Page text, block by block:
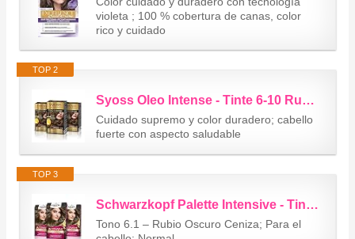
violeta ; 100 % cobertura de canas, color
rico y cuidado
TOP 2
Syoss Oleo Intense - Tinte 6-10 Rubio Oscuro – Coloración permanente Sin...
Cuidado supremo y color duradero; cabello
fuerte con aspecto saludable
TOP 3
Schwarzkopf Palette Intensive - Tinte 6.1 cabello Rubio Oscuro Ceniza –...
Tono 6.1 – Rubio Oscuro Ceniza; Para el